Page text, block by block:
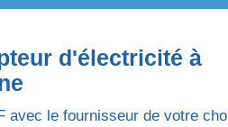
d'électricité à
avec le fournisseur de votre